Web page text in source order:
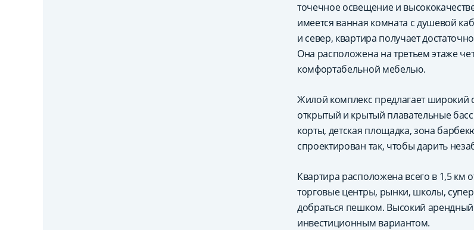
точечное освещение и
имеется ванная комната с душевой
и север, квартира получает
Она расположена на третьем этаже
комфортабельной мебелью.
Жилой комплекс предлагает широкий
открытый и крытый плавательные
корты, детская площадка, зона
спроектирован так, чтобы дарить
Квартира расположена всего в 1,5 км
торговые центры, рынки, школы,
добраться пешком. Высокий арендный
инвестиционным вариантом.